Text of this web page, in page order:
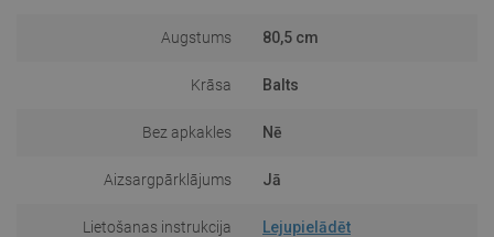
Augstums 80,5 cm
Krāsa Balts
Bez apkakles Nē
Aizsargpārklājums Jā
Lietošanas instrukcija Lejupielādēt